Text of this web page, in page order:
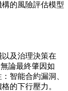
的風險評估模型
及治理決策在
論最終肇因如
智能合約漏洞、
的下行壓力。